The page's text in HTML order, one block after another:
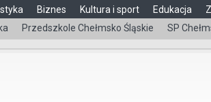
Biznes Kultura i sport
Edukacja
Przedszkole Chełmsko Śląskie SP